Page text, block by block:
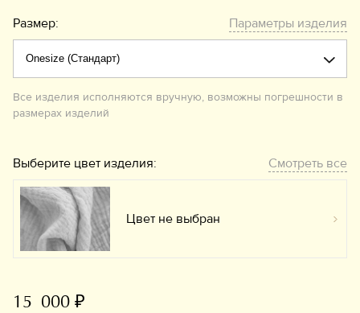
Размер: Параметры изделия
Все изделия исполняются вручную, возможны погрешности в
размерах изделий
Выберите цвет изделия: Смотреть все
Цвет не выбран
15 000 ₽